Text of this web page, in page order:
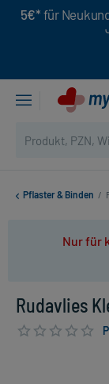
5€* für
Pflaster & Binden /
Nur für
Rudavlies